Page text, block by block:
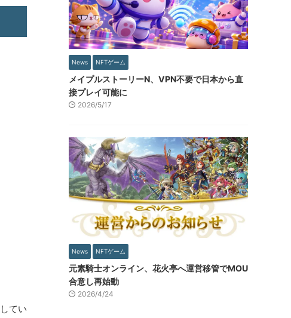
してい
News NFTゲーム
メイプルストーリーN、VPN不要で日本から直
接プレイ可能に
2026/5/17
News NFTゲーム
元素騎士オンライン、花火亭へ運営移管でMOU
合意し再始動
2026/4/24